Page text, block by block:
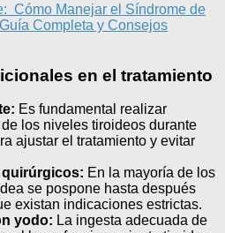
Cómo Manejar el Síndrome de
Completa y Consejos
en el tratamiento
Es fundamental realizar
los niveles tiroideos durante
ajustar el tratamiento y evitar
quirúrgicos: En la mayoría de los
se pospone hasta después
existan indicaciones estrictas.
yodo: La ingesta adecuada de